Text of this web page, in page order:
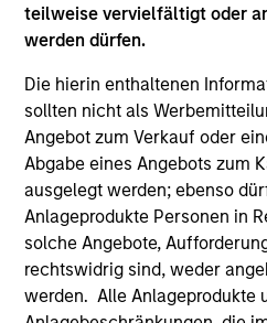
teilweise vervielfältigt oder
werden dürfen.
Die hierin enthaltenen
sollten nicht als
Angebot zum Verkauf oder
Abgabe eines Angebots zum
ausgelegt werden; ebenso
Anlageprodukte Personen in
solche Angebote,
rechtswidrig sind, weder
werden. Alle Anlageprodukte
Team Insights